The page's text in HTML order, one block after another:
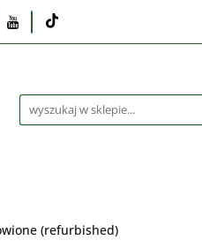
poleasingowy?
Telefony i tablety
(refurbished)